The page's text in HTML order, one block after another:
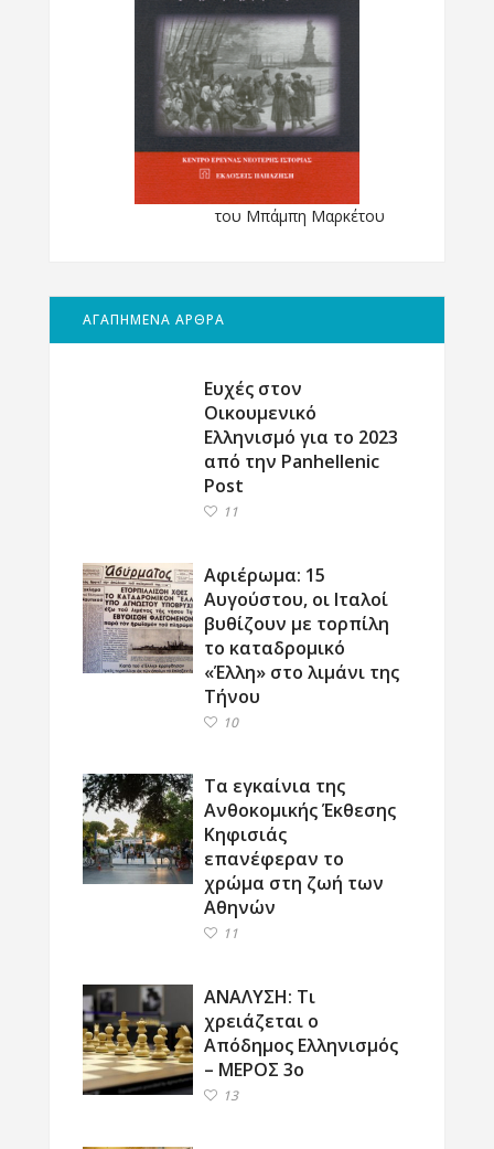
του Μπάμπη Μαρκέτου
ΑΓΑΠΗΜΕΝΑ ΑΡΘΡΑ
Ευχές στον
Οικουμενικό
Ελληνισμό για το 2023
από την Panhellenic
Post
11
Αφιέρωμα: 15
Αυγούστου, οι Ιταλοί
βυθίζουν με τορπίλη
το καταδρομικό
«Έλλη» στο λιμάνι της
Τήνου
10
Τα εγκαίνια της
Ανθοκομικής Έκθεσης
Κηφισιάς
επανέφεραν το
χρώμα στη ζωή των
Αθηνών
11
ΑΝΑΛΥΣΗ: Τι
χρειάζεται ο
Απόδημος Ελληνισμός
– ΜΕΡΟΣ 3ο
13